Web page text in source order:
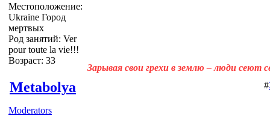
Местоположение:
Ukraine Город
мертвых
Род занятий: Ver
pour toute la vie!!!
Возраст: 33
Зарывая свои грехи в землю – люди сеют
Metabolya
Moderators
#